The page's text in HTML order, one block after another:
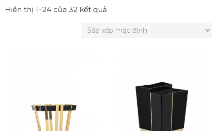
Hiển thị 1–24 của 32 kết quả